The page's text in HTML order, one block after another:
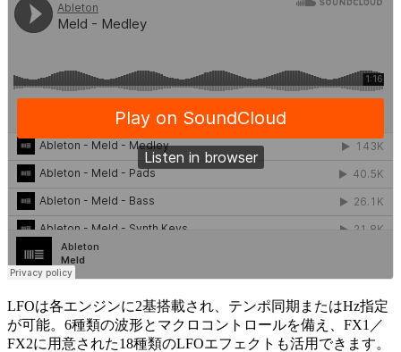
LFOは各エンジンに2基搭載され、テンポ同期またはHz指定
が可能。6種類の波形とマクロコントロールを備え、FX1／
FX2に用意された18種類のLFOエフェクトも活用できます。